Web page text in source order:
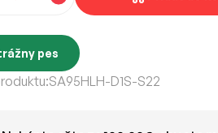
pes
SA95HLH-D1S-S22